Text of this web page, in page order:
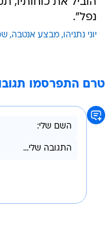
נפל".
יוני נתניהו מבצע אנטבה
טרם התפרסמו